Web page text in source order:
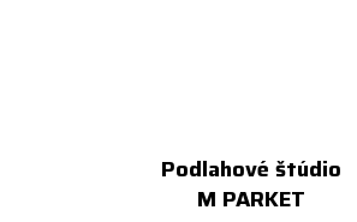
Podlahové štúdio
M PARKET